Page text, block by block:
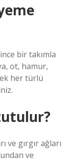
bir takımla
ot, hamur,
her türlü
ve gırgır ağları
ve